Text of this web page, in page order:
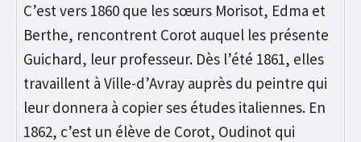
C’est vers 1860 que les sœurs Morisot, Edma et
Berthe, rencontrent Corot auquel les présente
Guichard, leur professeur. Dès l’été 1861, elles
travaillent à Ville-d’Avray auprès du peintre qui
leur donnera à copier ses études italiennes. En
1862, c’est un élève de Corot, Oudinot qui